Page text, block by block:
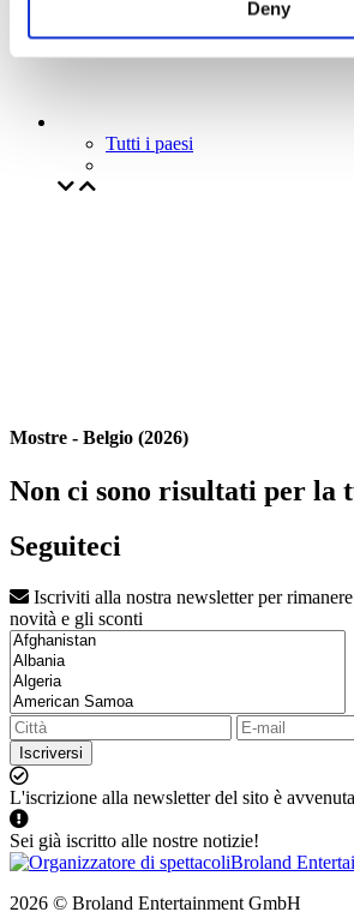
Deny
Tutti i paesi
Mostre - Belgio (2026)
Non ci sono risultati per la
Seguiteci
Iscriviti alla nostra newsletter per
novità e gli sconti
Iscriversi
L'iscrizione alla newsletter del sito è
Sei già iscritto alle nostre notizie!
2026 © Broland Entertainment GmbH